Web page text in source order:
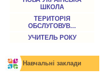
ШКОЛА
ТЕРИТОРІЯ
ОБСЛУГОВУВ...
УЧИТЕЛЬ РОКУ
Навчальні заклади